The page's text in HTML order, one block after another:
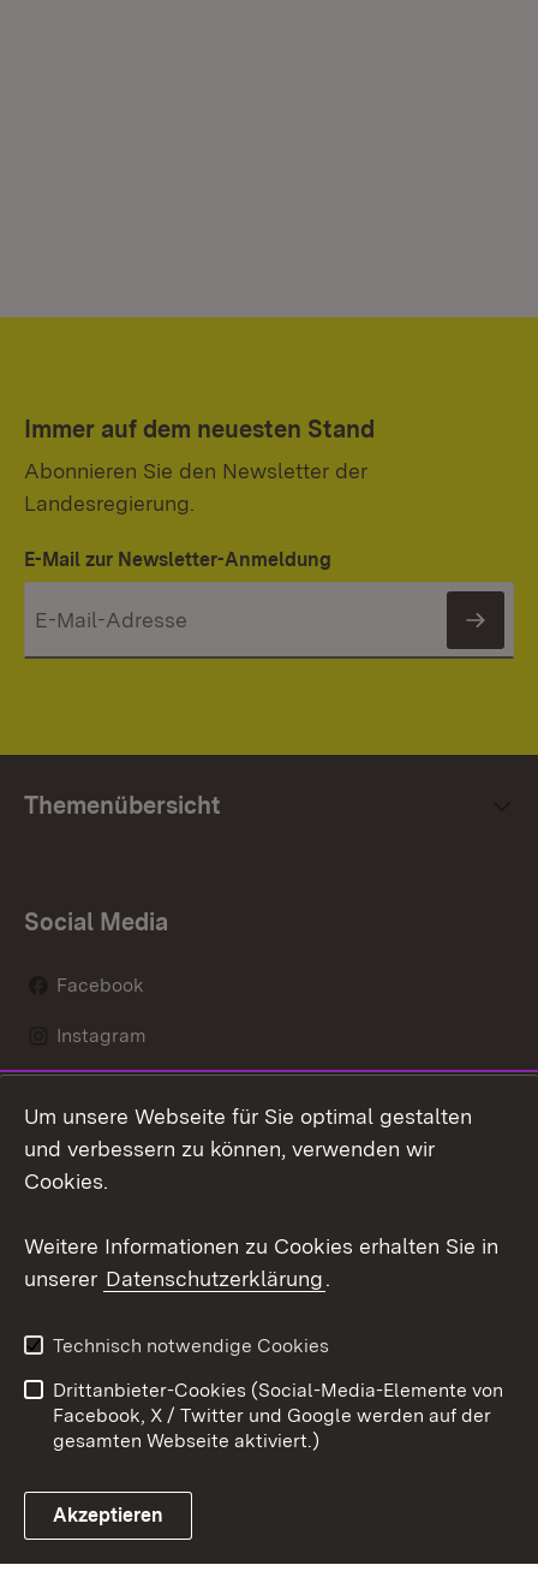
Immer auf dem neuesten Stand
Abonnieren Sie den Newsletter der
Landesregierung.
E-Mail zur Newsletter-Anmeldung
Themenübersicht
Social Media
Facebook
Instagram
Mastodon
Youtube
Link zum Landesportal
Kontakt
Datenschutz
Barrierefreiheit
Impressum Cookies
Um unsere Webseite für Sie optimal gestalten
und verbessern zu können, verwenden wir
Cookies.
Weitere Informationen zu Cookies erhalten Sie in
unserer Datenschutzerklärung.
Technisch notwendige Cookies
Drittanbieter-Cookies (Social-Media-Elemente von
Facebook, X / Twitter und Google werden auf der
gesamten Webseite aktiviert.)
Akzeptieren